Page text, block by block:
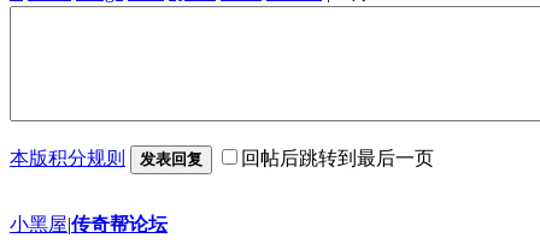
本版积分规则 发表回复 回帖后跳转到最后一页
小黑屋|传奇帮论坛